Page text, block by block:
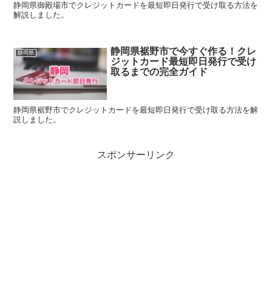
静岡県御殿場市でクレジットカードを最短即日発行で受け取る方法を
解説しました。
静岡県
静岡県裾野市で今すぐ作る！クレ
ジットカード最短即日発行で受け
取るまでの完全ガイド
静岡県裾野市でクレジットカードを最短即日発行で受け取る方法を解
説しました。
スポンサーリンク